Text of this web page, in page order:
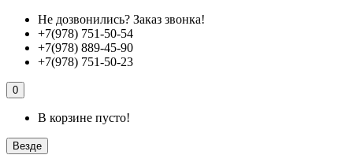
Не дозвонились? Заказ звонка!
+7(978) 751-50-54
+7(978) 889-45-90
+7(978) 751-50-23
0
В корзине пусто!
Везде